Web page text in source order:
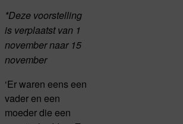
*Deze voorstelling
is verplaatst van 1
november naar 15
november
‘Er waren eens een
vader en een
moeder die een